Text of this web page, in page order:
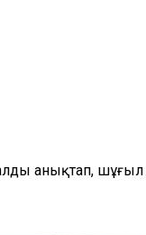
анықтап,